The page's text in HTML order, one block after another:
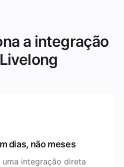
a integração
dias, não meses
integração direta